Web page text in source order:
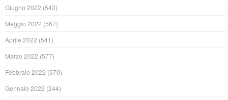
Giugno 2022 (543)
Maggio 2022 (567)
Aprile 2022 (541)
Marzo 2022 (577)
Febbraio 2022 (570)
Gennaio 2022 (244)